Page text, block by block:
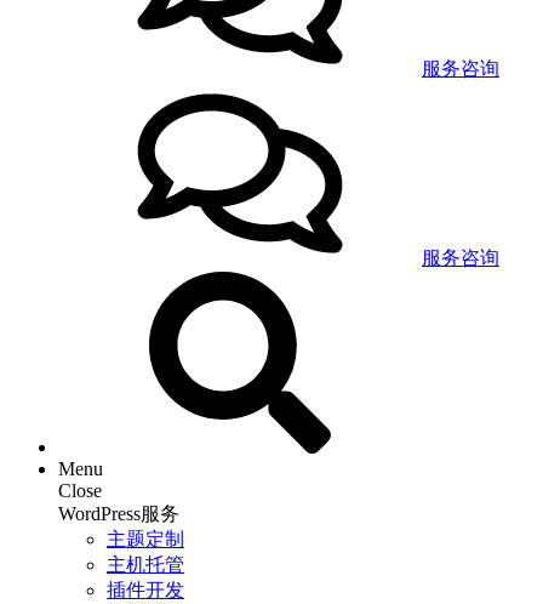
服务咨询
服务咨询
Menu
Close
WordPress服务
主题定制
主机托管
插件开发